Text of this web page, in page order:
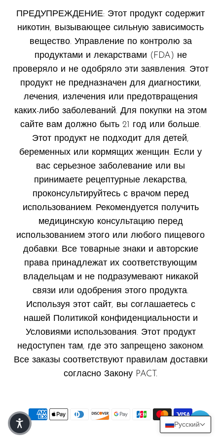
Русский
ПРЕДУПРЕЖДЕНИЕ: Этот продукт содержит
никотин, вызывающее сильную зависимость
вещество. Управление по контролю за
продуктами и лекарствами (FDA) не
проверяло и не одобряло эти заявления. Этот
продукт не предназначен для диагностики,
лечения, излечения или предотвращения
каких-либо заболеваний. Для покупки на этом
сайте вам должно быть 21 год или больше.
Этот продукт не подходит для детей,
беременных или кормящих женщин. Если у
вас серьезное заболевание или вы
принимаете рецептурные лекарства,
проконсультируйтесь с врачом перед
использованием. Рекомендуется получить
медицинскую консультацию перед
использованием этого или любого пищевого
добавки. Все товарные знаки и авторские
права принадлежат их соответствующим
владельцам и не подразумевают никакой
связи или одобрения этого продукта.
Используя этот сайт, вы соглашаетесь с
нашей Политикой конфиденциальности и
Условиями использования. Этот продукт
недоступен там, где это запрещено законом.
Все заказы соответствуют правилам доставки
согласно Закону PACT.